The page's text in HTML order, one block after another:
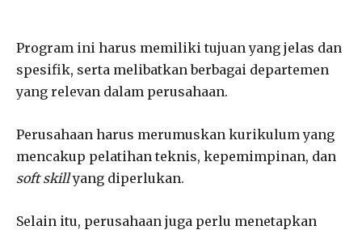
Program ini harus memiliki tujuan yang jelas dan
spesifik, serta melibatkan berbagai departemen
yang relevan dalam perusahaan.
Perusahaan harus merumuskan kurikulum yang
mencakup pelatihan teknis, kepemimpinan, dan
soft skillyang diperlukan.
Selain itu, perusahaan juga perlu menetapkan